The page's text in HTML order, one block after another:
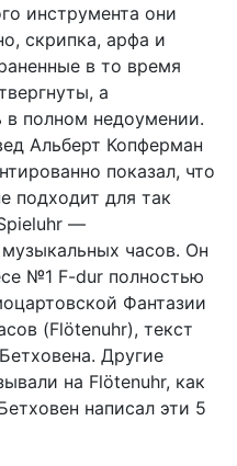
инструмента они
скрипка, арфа и
в то время
а
в полном недоумении.
Альберт Копферман
показал, что
подходит для так
—
часов. Он
№1 F-dur полностью
Фантазии
(Flötenuhr), текст
Другие
на Flötenuhr, как
написал эти 5